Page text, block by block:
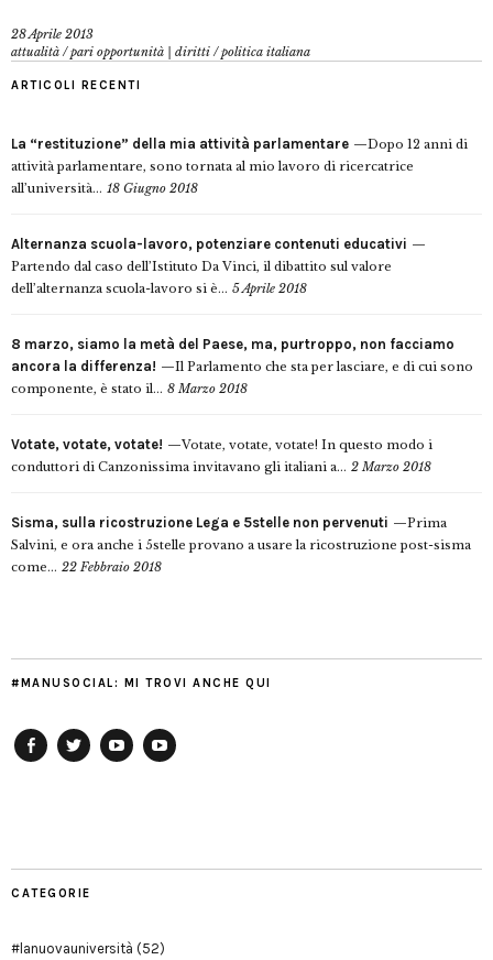
28 Aprile 2013
attualità /pari opportunità | diritti /politica italiana
ARTICOLI RECENTI
La “restituzione” della mia attività parlamentare
Dopo 12 anni di
attività parlamentare, sono tornata al mio lavoro di ricercatrice
all’università... 18 Giugno 2018
Alternanza scuola-lavoro, potenziare contenuti educativi
Partendo dal caso dell’Istituto Da Vinci, il dibattito sul valore
dell’alternanza scuola-lavoro si è... 5 Aprile 2018
8 marzo, siamo la metà del Paese, ma, purtroppo, non facciamo
ancora la differenza!
Il Parlamento che sta per lasciare, e di cui sono
componente, è stato il... 8 Marzo 2018
Votate, votate, votate!
Votate, votate, votate! In questo modo i
conduttori di Canzonissima invitavano gli italiani a... 2 Marzo 2018
Sisma, sulla ricostruzione Lega e 5stelle non pervenuti
Prima
Salvini, e ora anche i 5stelle provano a usare la ricostruzione post-sisma
come... 22 Febbraio 2018
#MANUSOCIAL: MI TROVI ANCHE QUI
CATEGORIE
#lanuovauniversità (52)